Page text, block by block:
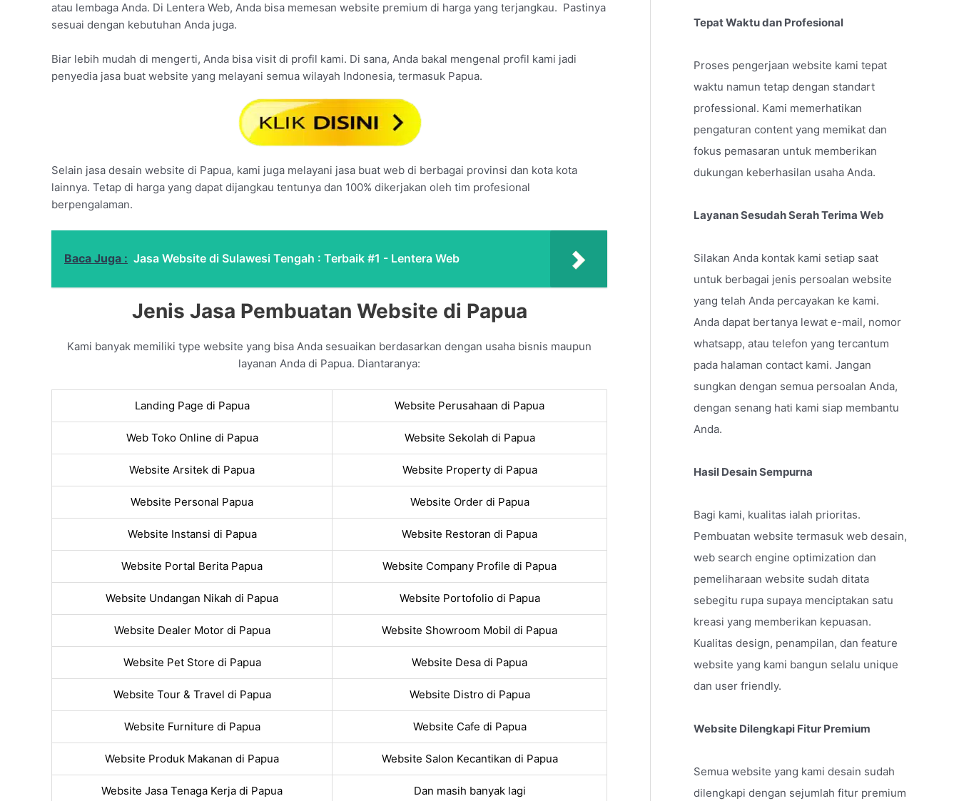
atau lembaga Anda. Di Lentera Web, Anda bisa memesan website premium di harga yang terjangkau. Pastinya
sesuai dengan kebutuhan Anda juga.
Biar lebih mudah di mengerti, Anda bisa visit di profil kami. Di sana, Anda bakal mengenal profil kami jadi
penyedia jasa buat website yang melayani semua wilayah Indonesia, termasuk Papua.
Selain jasa desain website di Papua, kami juga melayani jasa buat web di berbagai provinsi dan kota kota
lainnya. Tetap di harga yang dapat dijangkau tentunya dan 100% dikerjakan oleh tim profesional
berpengalaman.
Baca Juga : Jasa Website di Sulawesi Tengah : Terbaik #1 - Lentera Web
Jenis Jasa Pembuatan Website di Papua
Kami banyak memiliki type website yang bisa Anda sesuaikan berdasarkan dengan usaha bisnis maupun
layanan Anda di Papua. Diantaranya:
Landing Page di Papua Website Perusahaan di Papua
Web Toko Online di Papua Website Sekolah di Papua
Website Arsitek di Papua Website Property di Papua
Website Personal Papua Website Order di Papua
Website Instansi di Papua Website Restoran di Papua
Website Portal Berita Papua Website Company Profile di Papua
Website Undangan Nikah di Papua Website Portofolio di Papua
Website Dealer Motor di Papua Website Showroom Mobil di Papua
Website Pet Store di Papua Website Desa di Papua
Website Tour & Travel di Papua Website Distro di Papua
Website Furniture di Papua Website Cafe di Papua
Website Produk Makanan di Papua Website Salon Kecantikan di Papua
Website Jasa Tenaga Kerja di Papua Dan masih banyak lagi
Tepat Waktu dan Profesional
Proses pengerjaan website kami tepat
waktu namun tetap dengan standart
professional. Kami memerhatikan
pengaturan content yang memikat dan
fokus pemasaran untuk memberikan
dukungan keberhasilan usaha Anda.
Layanan Sesudah Serah Terima Web
Silakan Anda kontak kami setiap saat
untuk berbagai jenis persoalan website
yang telah Anda percayakan ke kami.
Anda dapat bertanya lewat e-mail, nomor
whatsapp, atau telefon yang tercantum
pada halaman contact kami. Jangan
sungkan dengan semua persoalan Anda,
dengan senang hati kami siap membantu
Anda.
Hasil Desain Sempurna
Bagi kami, kualitas ialah prioritas.
Pembuatan website termasuk web desain,
web search engine optimization dan
pemeliharaan website sudah ditata
sebegitu rupa supaya menciptakan satu
kreasi yang memberikan kepuasan.
Kualitas design, penampilan, dan feature
website yang kami bangun selalu unique
dan user friendly.
Website Dilengkapi Fitur Premium
Semua website yang kami desain sudah
dilengkapi dengan sejumlah fitur premium